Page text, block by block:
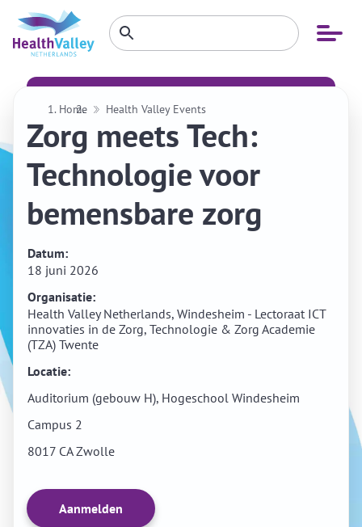
Open
menu
Zoeken
binnenZoeken
Home Health Valley Events
Zorg meets Tech:
Technologie voor
bemensbare zorg
Datum:
18 juni 2026
Organisatie:
Health Valley Netherlands, Windesheim - Lectoraat ICT
innovaties in de Zorg, Technologie & Zorg Academie
(TZA) Twente
Locatie:
Auditorium (gebouw H), Hogeschool Windesheim
Campus 2
8017 CA Zwolle
Aanmelden